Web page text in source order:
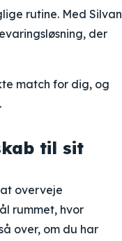
rutine. Med Silvan
der
match for dig, og
til sit
overveje
rummet, hvor
over, om du har